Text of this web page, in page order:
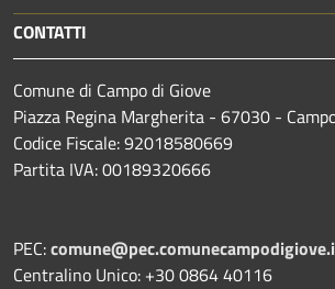
CONTATTI
Comune di Campo di Giove
Piazza Regina Margherita - 67030 -
Codice Fiscale: 92018580669
Partita IVA: 00189320666
PEC:
Centralino Unico: +30 0864 40116